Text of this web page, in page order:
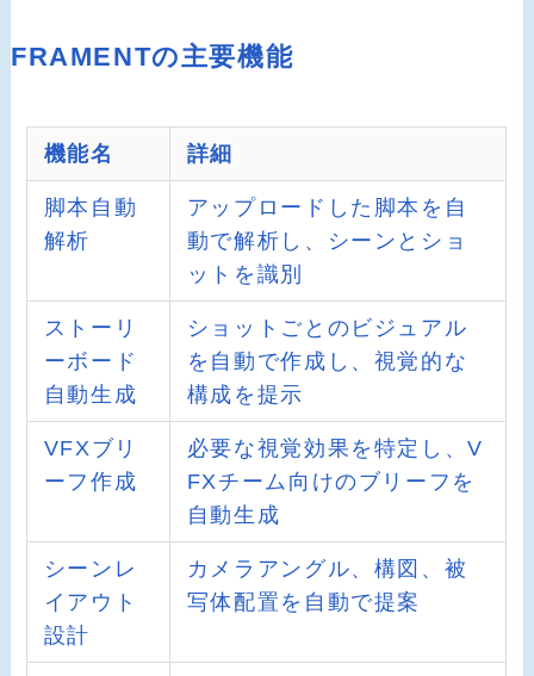
FRAMENTの主要機能
機能名 詳細
脚本自動
解析
アップロードした脚本を自
動で解析し、シーンとショ
ットを識別
ストーリ
ーボード
自動生成
ショットごとのビジュアル
を自動で作成し、視覚的な
構成を提示
VFXブリ
ーフ作成
必要な視覚効果を特定し、V
FXチーム向けのブリーフを
自動生成
シーンレ
イアウト
設計
カメラアングル、構図、被
写体配置を自動で提案